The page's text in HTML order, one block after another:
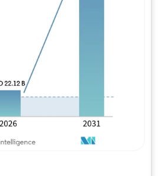
Imagem © Mordor Intelligence. O reuso